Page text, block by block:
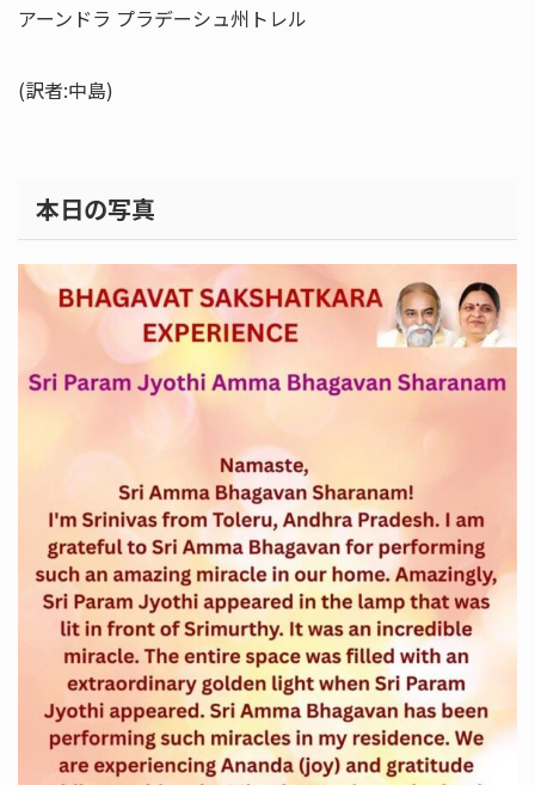
アーンドラ プラデーシュ州トレル
(訳者:中島)
本日の写真